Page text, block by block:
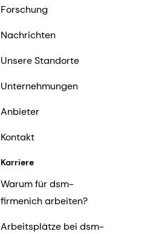
Forschung
Nachrichten
Unsere Standorte
Unternehmungen
Anbieter
Kontakt
Karriere
Warum für dsm-
firmenich arbeiten?
Arbeitsplätze bei dsm-